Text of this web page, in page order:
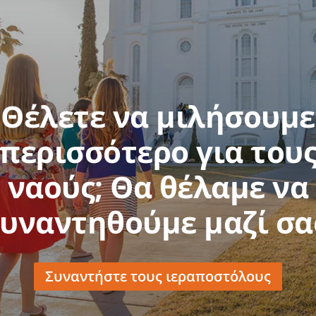
Θέλετε να μιλήσουμε
για
ναούς; Θα θέλαμε να
μαζί
Συναντήστε τους ιεραποστόλους